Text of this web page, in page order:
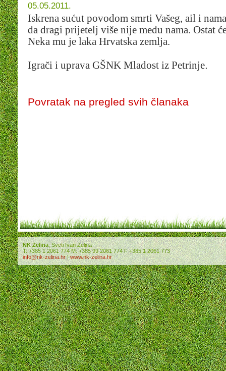
05.05.2011.
Iskrena sućut povodom smrti Vašeg, ail i
da dragi prijetelj više nije među nama. Ostat
Neka mu je laka Hrvatska zemlja.
Igrači i uprava GŠNK Mladost iz Petrinje.
Povratak na pregled svih članaka
NK Zelina, Sveti Ivan Zelina
T: +385 1 2061 774 M: +385 99 2061 774 F +385 1 2061 773
info@nk-zelina.hr|www.nk-zelina.hr